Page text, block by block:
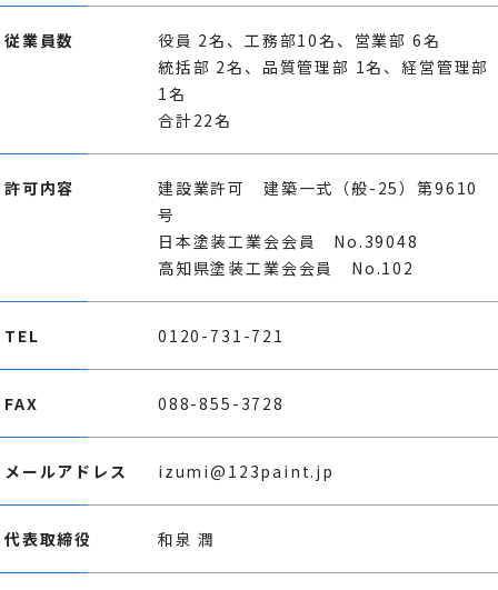
従業員数
役員 2名、工務部10名、営業部 6名
統括部 2名、品質管理部 1名、経営管理部
1名
合計22名
許可内容
建設業許可 建築一式（般-25）第9610
号
日本塗装工業会会員 No.39048
高知県塗装工業会会員 No.102
TEL 0120-731-721
FAX 088-855-3728
メールアドレス izumi@123paint.jp
代表取締役 和泉 潤